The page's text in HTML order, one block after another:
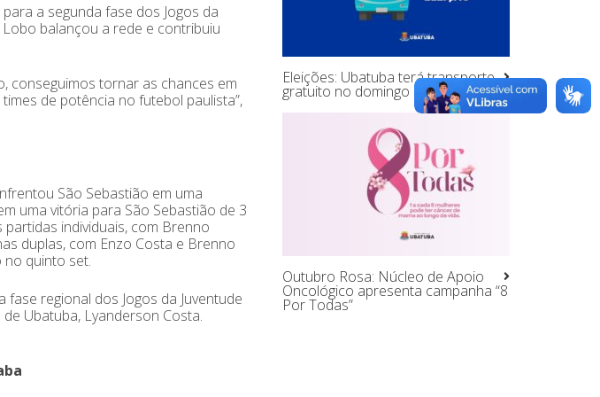
a segunda fase dos Jogos da
balançou a rede e contribuiu
conseguimos tornar as chances em
de potência no futebol paulista”,
São Sebastião em uma
uma vitória para São Sebastião de 3
individuais, com Brenno
duplas, com Enzo Costa e Brenno
quinto set.
regional dos Jogos da Juventude
Ubatuba, Lyanderson Costa.
Eleições: Ubatuba terá transporte
gratuito no domingo 6,
Outubro Rosa: Núcleo de Apoio
Oncológico apresenta campanha “8
Por Todas”